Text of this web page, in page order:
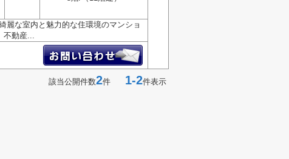
麗な室内と魅力的な住環境のマンショ
不動産...
該当公開件数2件 1-2件表示